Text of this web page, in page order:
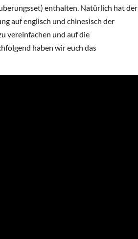
enthalten. Natürlich hat der
auf englisch und chinesisch der
vereinfachen und auf die
haben wir euch das